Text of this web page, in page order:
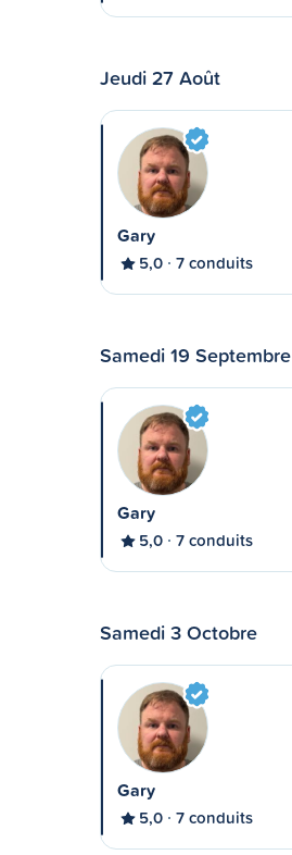
Jeudi 27 Août
Gary
5,0 7 conduits
Samedi 19 Septembre
Gary
5,0 7 conduits
Samedi 3 Octobre
Gary
5,0 7 conduits